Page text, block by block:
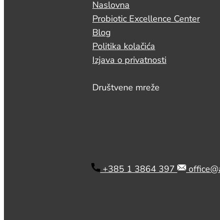
Naslovna
Probiotic Excellence Center
Blog
Politika kolačića
Izjava o privatnosti
Društvene mreže
​ +385 1 3864 397